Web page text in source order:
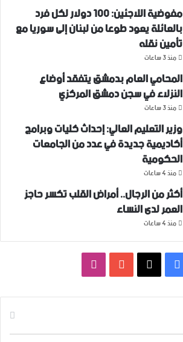
مفوضية اللاجئين: 100 دولار لكل فرد
بالعائلة يعود طوعا من لبنان إلى سوريا مع
تأمين نقله
منذ 3 ساعات
المحامي العام بدمشق يتفقد أوضاع
النزلاء في سجن دمشق المركزي
منذ 3 ساعات
وزير التعليم العالي: إحداث كليات وبرامج
أكاديمية جديدة في عدد من الجامعات
الحكومية
منذ 4 ساعات
أكثر من الرجال.. أمراض القلب تكسر حاجز
العمر لدى النساء
منذ 4 ساعات
فيسبوك ‫YouTube